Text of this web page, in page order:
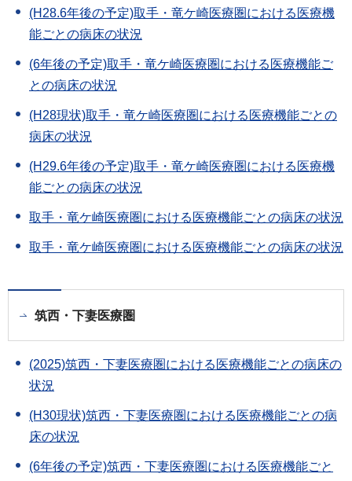
(H28.6年後の予定)取手・竜ケ崎医療圏における医療機
能ごとの病床の状況
(6年後の予定)取手・竜ケ崎医療圏における医療機能ご
との病床の状況
(H28現状)取手・竜ケ崎医療圏における医療機能ごとの
病床の状況
(H29.6年後の予定)取手・竜ケ崎医療圏における医療機
能ごとの病床の状況
取手・竜ケ崎医療圏における医療機能ごとの病床の状況
取手・竜ケ崎医療圏における医療機能ごとの病床の状況
筑西・下妻医療圏
(2025)筑西・下妻医療圏における医療機能ごとの病床の
状況
(H30現状)筑西・下妻医療圏における医療機能ごとの病
床の状況
(6年後の予定)筑西・下妻医療圏における医療機能ごと